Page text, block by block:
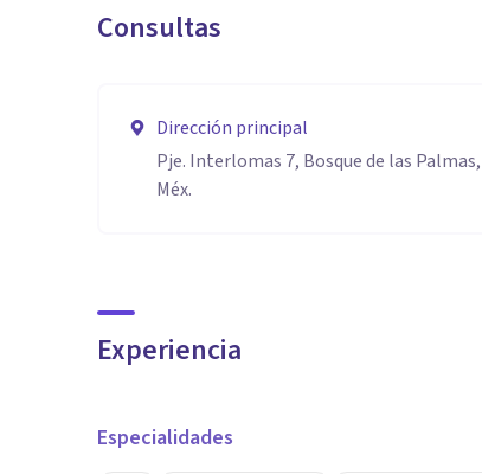
Consultas
Dirección principal
Pje. Interlomas 7, Bosque de las
Méx.
Experiencia
Especialidades